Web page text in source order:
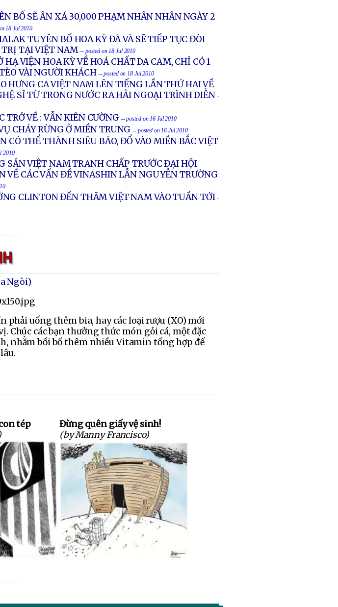
BỐ SẼ ÂN XÁ 30,000 PHẠM NHÂN NHÂN NGÀY 2
18 Jul 2010
TUYÊN BỐ HOA KỲ ĐÃ VÀ SẼ TIẾP TỤC ĐÒI
TẠI VIỆT NAM-- posted on 18 Jul 2010
HẠ VIỆN HOA KỲ VỀ HOÁ CHẤT DA CAM, CHỈ CÓ 1
VÀI NGƯỜI KHÁCH -- posted on 18 Jul 2010
HƯNG CA VIỆT NAM LÊN TIẾNG LẦN THỨ HAI VỀ
SĨ TỪ TRONG NƯỚC RA HẢI NGOẠI TRÌNH DIỄN -
TRỞ VỀ : VẪN KIÊN CƯỜNG -- posted on 16 Jul 2010
CHÁY RỪNG Ở MIỀN TRUNG -- posted on 16 Jul 2010
CÓ THỂ THÀNH SIÊU BÃO, ĐỔ VÀO MIỀN BẮC VIỆT
2010
SẢN VIỆT NAM TRANH CHẤP TRƯỚC ĐẠI HỘI
VỀ CÁC VẤN ĐỀ VINASHIN LẪN NGUYỄN TRƯỜNG
CLINTON ĐẾN THĂM VIỆT NAM VÀO TUẦN TỚI-
Ngòi)
phải uống thêm bia, hay các loại rượu (XO) mới
Chúc các bạn thưởng thức món gỏi cá, một đặc
nhằm bồi bổ thêm nhiều Vitamin tổng hợp để
tép
Đừng quên giấy vệ sinh!
(by Manny Francisco)